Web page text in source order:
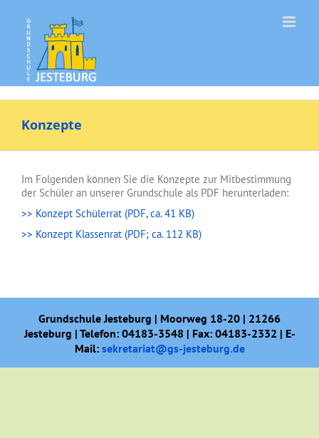
springen
Konzepte
Im Folgenden können Sie die Konzepte zur Mitbestimmung
der Schüler an unserer Grundschule als PDF herunterladen:
>> Konzept Schülerrat (PDF, ca. 41 KB)
>> Konzept Klassenrat (PDF; ca. 112 KB)
Grundschule Jesteburg | Moorweg 18-20 | 21266
Jesteburg | Telefon: 04183-3548 | Fax: 04183-2332 | E-
Mail: sekretariat@gs-jesteburg.de